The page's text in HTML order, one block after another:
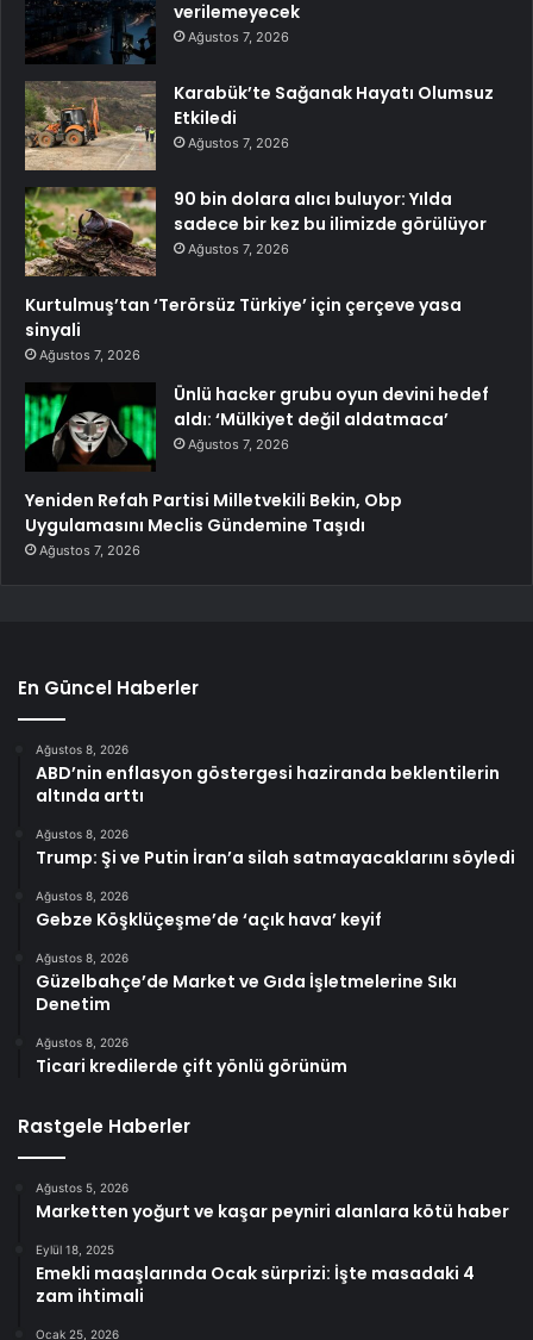
verilemeyecek
Ağustos 7, 2026
Karabük’te Sağanak Hayatı Olumsuz
Etkiledi
Ağustos 7, 2026
90 bin dolara alıcı buluyor: Yılda
sadece bir kez bu ilimizde görülüyor
Ağustos 7, 2026
Kurtulmuş’tan ‘Terörsüz Türkiye’ için çerçeve yasa
sinyali
Ağustos 7, 2026
Ünlü hacker grubu oyun devini hedef
aldı: ‘Mülkiyet değil aldatmaca’
Ağustos 7, 2026
Yeniden Refah Partisi Milletvekili Bekin, Obp
Uygulamasını Meclis Gündemine Taşıdı
Ağustos 7, 2026
En Güncel Haberler
Ağustos 8, 2026
ABD’nin enflasyon göstergesi haziranda beklentilerin
altında arttı
Ağustos 8, 2026
Trump: Şi ve Putin İran’a silah satmayacaklarını söyledi
Ağustos 8, 2026
Gebze Köşklüçeşme’de ‘açık hava’ keyif
Ağustos 8, 2026
Güzelbahçe’de Market ve Gıda İşletmelerine Sıkı
Denetim
Ağustos 8, 2026
Ticari kredilerde çift yönlü görünüm
Rastgele Haberler
Ağustos 5, 2026
Marketten yoğurt ve kaşar peyniri alanlara kötü haber
Eylül 18, 2025
Emekli maaşlarında Ocak sürprizi: İşte masadaki 4
zam ihtimali
Ocak 25, 2026